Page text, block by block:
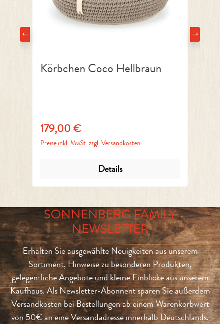
Körbchen Coco Hellbraun
Regulärer Preis:
179,00 €
Preise inkl. MwSt. zzgl. Versandkosten
Details
SONNENBERG FAMILY
NEWSLETTER
Erhalten Sie ausgewählte Neuigkeiten aus unserem
Sortiment, Hinweise zu besonderen Produkten,
gelegentliche Angebote und kleine Einblicke aus unserem
Kaufhaus. Als Newsletter-Abonnent sparen Sie außerdem
Versandkosten bei Bestellungen ab einem Warenkorbwert
von 50€ an eine Versandadresse innerhalb Deutschlands.